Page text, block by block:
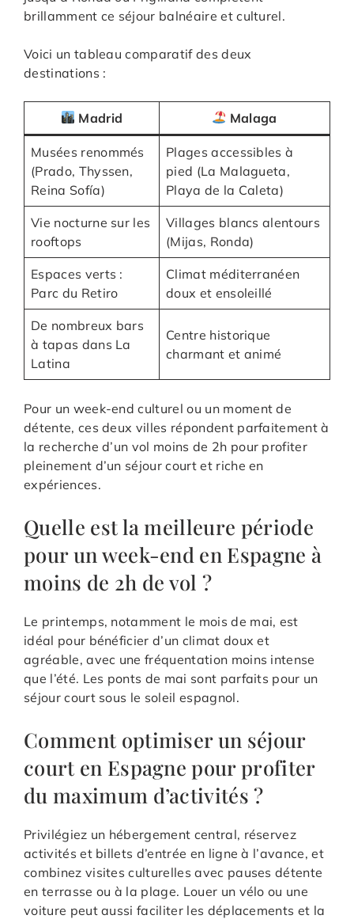
brillamment ce séjour balnéaire et culturel.
Voici un tableau comparatif des deux
destinations :
Madrid Malaga
Musées renommés
(Prado, Thyssen,
Reina Sofía)
Plages accessibles à
pied (La Malagueta,
Playa de la Caleta)
Vie nocturne sur les
rooftops
Villages blancs alentours
(Mijas, Ronda)
Espaces verts :
Parc du Retiro
Climat méditerranéen
doux et ensoleillé
De nombreux bars
à tapas dans La
Latina
Centre historique
charmant et animé
Pour un week-end culturel ou un moment de
détente, ces deux villes répondent parfaitement à
la recherche d’un vol moins de 2h pour profiter
pleinement d’un séjour court et riche en
expériences.
Quelle est la meilleure période
pour un week-end en Espagne à
moins de 2h de vol ?
Le printemps, notamment le mois de mai, est
idéal pour bénéficier d’un climat doux et
agréable, avec une fréquentation moins intense
que l’été. Les ponts de mai sont parfaits pour un
séjour court sous le soleil espagnol.
Comment optimiser un séjour
court en Espagne pour profiter
du maximum d’activités ?
Privilégiez un hébergement central, réservez
activités et billets d’entrée en ligne à l’avance, et
combinez visites culturelles avec pauses détente
en terrasse ou à la plage. Louer un vélo ou une
voiture peut aussi faciliter les déplacements et la